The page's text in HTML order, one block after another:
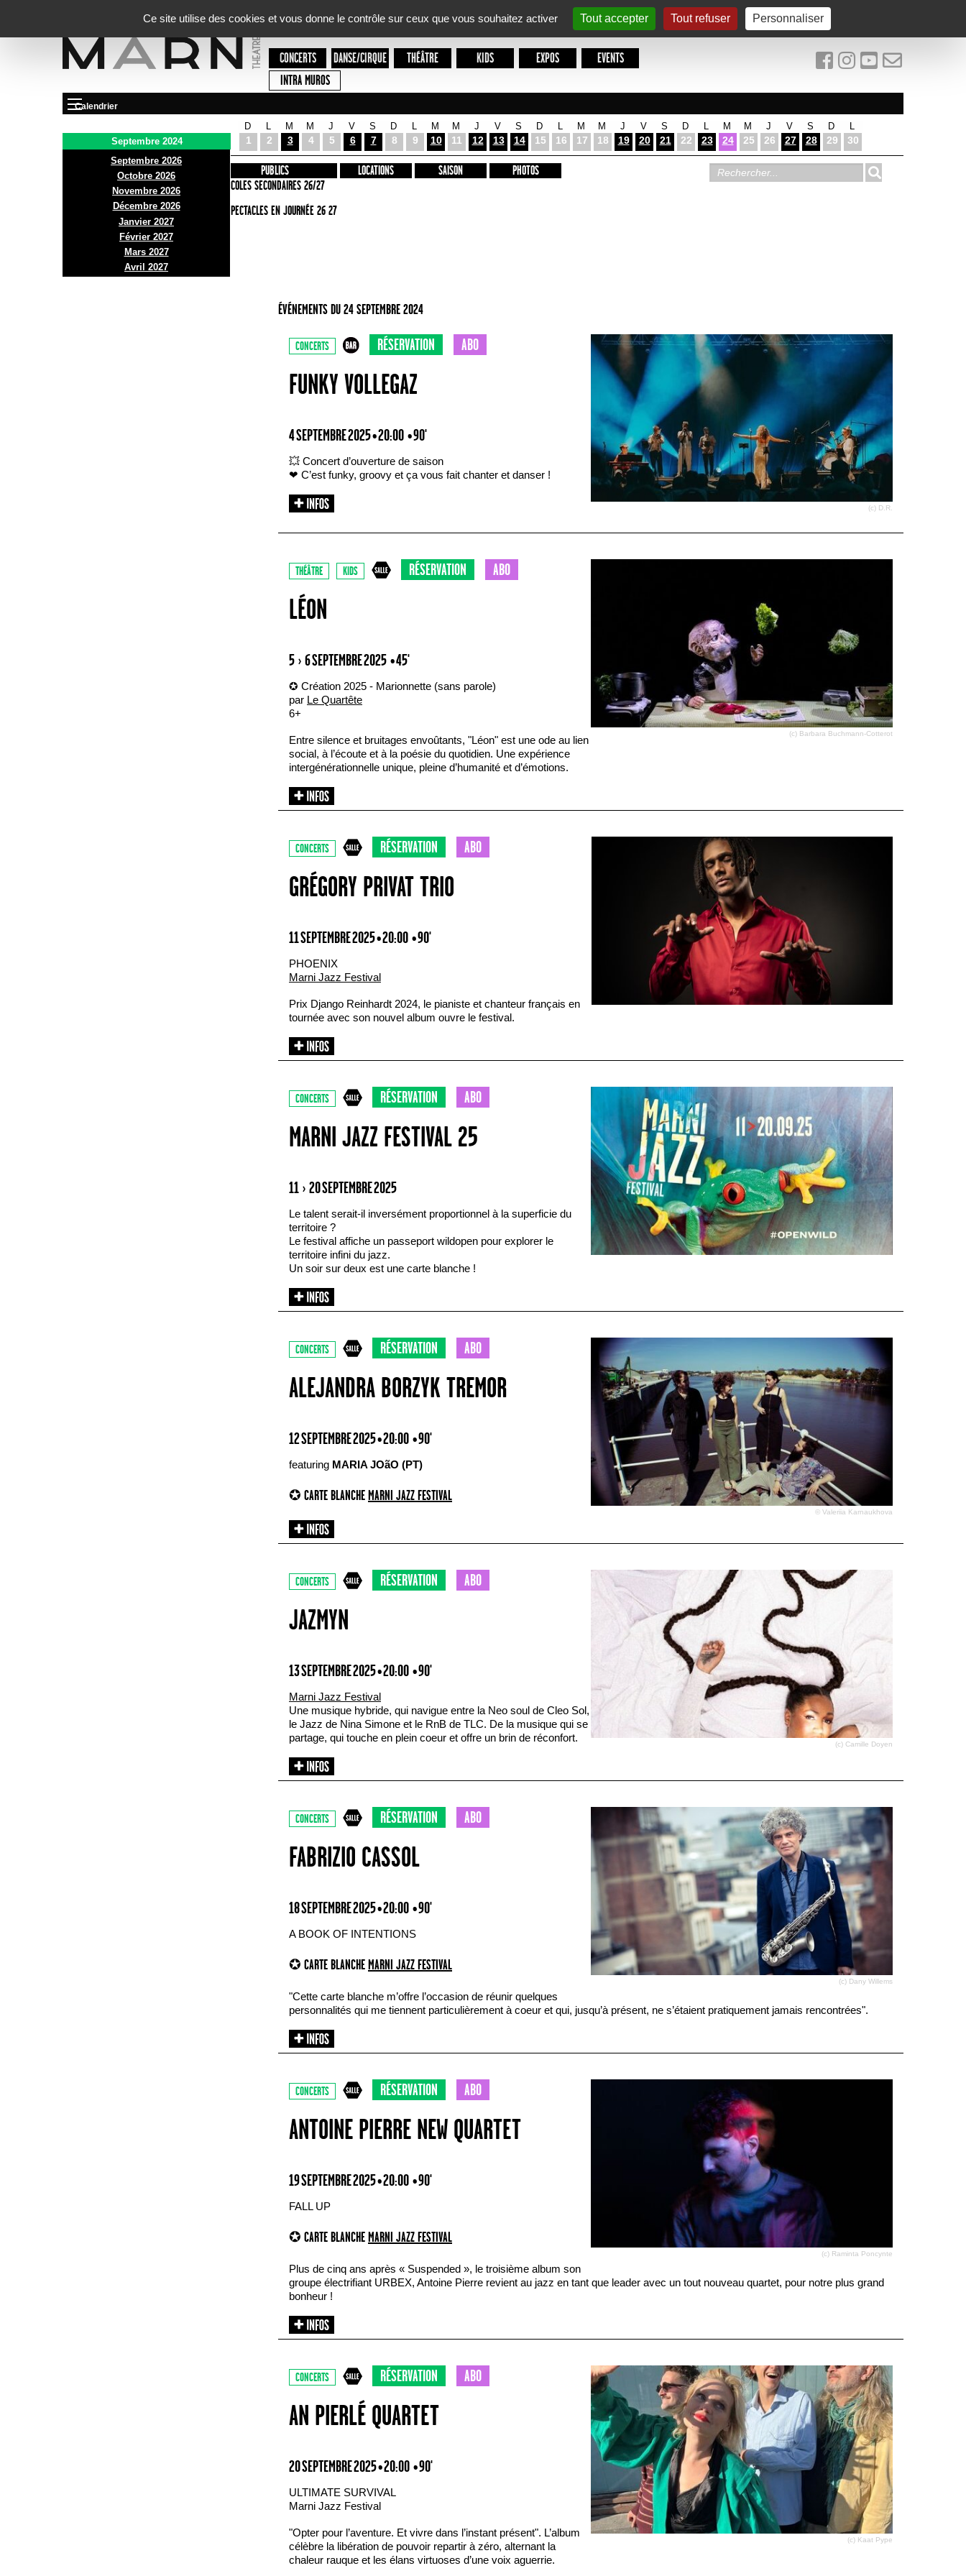
Ce site utilise des cookies et vous donne le contrôle sur ceux que vous souhaitez activer
Tout accepter Tout refuser Personnaliser
CONCERTS DANSE/CIRQUE THÉÂTRE KIDS EXPOS
EVENTS
INTRA MUROS
Calendrier
Septembre 2024
Septembre 2026
Octobre 2026
Novembre 2026
Décembre 2026
Janvier 2027
Février 2027
Mars 2027
Avril 2027
D
1 2
M
3
M
4
J
5
V
6
S
7
D
8 9
M
10
M
11
J
12
V
13
S
14
D
15 16
M
17
M
18
J
19
V
20
S
21
D
22 23
M
24
M
25
J
26
V
27
S
28
D
29 30
PRÉSENTATION
INFOS PRATIQUES
ACCES
BAR ET BISTRO
BILLETTERIE
PUBLICS
ECOLES SECONDAIRES 26/27
SPECTACLES EN JOURNÉE 26 27
LOCATIONS SAISON PHOTOS
ÉVÉNEMENTS DU 24 SEPTEMBRE 2024
(c) D.R.
CONCERTS RÉSERVATION ABO
FUNKY VOLLEGAZ
4 SEPTEMBRE 2025 • 20:00 • 90'
💥 Concert d’ouverture de saison
❤ C’est funky, groovy et ça vous fait chanter et danser !
(c) Barbara Buchmann-Cotterot
THÉÂTRE KIDS RÉSERVATION ABO
LÉON
5 › 6 SEPTEMBRE 2025 • 45'
✪ Création 2025 - Marionnette (sans parole)
par Le Quartête
6+
Entre silence et bruitages envoûtants, "Léon" est une ode au lien
social, à l’écoute et à la poésie du quotidien. Une expérience
intergénérationnelle unique, pleine d’humanité et d’émotions.
CONCERTS RÉSERVATION ABO
GRÉGORY PRIVAT TRIO
11 SEPTEMBRE 2025 • 20:00 • 90'
PHOENIX
Marni Jazz Festival
Prix Django Reinhardt 2024, le pianiste et chanteur français en
tournée avec son nouvel album ouvre le festival.
CONCERTS RÉSERVATION ABO
MARNI JAZZ FESTIVAL 25
11 › 20 SEPTEMBRE 2025
Le talent serait-il inversément proportionnel à la superficie du
territoire ?
Le festival affiche un passeport wildopen pour explorer le
territoire infini du jazz.
Un soir sur deux est une carte blanche !
© Valeriia Karnaukhova
CONCERTS RÉSERVATION ABO
ALEJANDRA BORZYK TREMOR
12 SEPTEMBRE 2025 • 20:00 • 90'
featuring MARIA JOãO (PT)
✪ CARTE BLANCHE MARNI JAZZ FESTIVAL
(c) Camille Doyen
CONCERTS RÉSERVATION ABO
JAZMYN
13 SEPTEMBRE 2025 • 20:00 • 90'
Marni Jazz Festival
Une musique hybride, qui navigue entre la Neo soul de Cleo Sol,
le Jazz de Nina Simone et le RnB de TLC. De la musique qui se
partage, qui touche en plein coeur et offre un brin de réconfort.
(c) Dany Willems
CONCERTS RÉSERVATION ABO
FABRIZIO CASSOL
18 SEPTEMBRE 2025 • 20:00 • 90'
A BOOK OF INTENTIONS
✪ CARTE BLANCHE MARNI JAZZ FESTIVAL
"Cette carte blanche m’offre l’occasion de réunir quelques
personnalités qui me tiennent particulièrement à coeur et qui, jusqu’à présent, ne s’étaient pratiquement jamais rencontrées".
(c) Raminta Poncynte
CONCERTS RÉSERVATION ABO
ANTOINE PIERRE NEW QUARTET
19 SEPTEMBRE 2025 • 20:00 • 90'
FALL UP
✪ CARTE BLANCHE MARNI JAZZ FESTIVAL
Plus de cinq ans après « Suspended », le troisième album son
groupe électrifiant URBEX, Antoine Pierre revient au jazz en tant que leader avec un tout nouveau quartet, pour notre plus grand
bonheur !
(c) Kaat Pype
CONCERTS RÉSERVATION ABO
AN PIERLÉ QUARTET
20 SEPTEMBRE 2025 • 20:00 • 90'
ULTIMATE SURVIVAL
Marni Jazz Festival
"Opter pour l’aventure. Et vivre dans l’instant présent". L’album
célèbre la libération de pouvoir repartir à zéro, alternant la
chaleur rauque et les élans virtuoses d’une voix aguerrie.